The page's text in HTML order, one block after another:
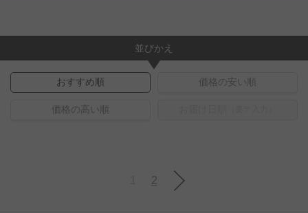
並びかえ
おすすめ順 価格の安い順
価格の高い順
2